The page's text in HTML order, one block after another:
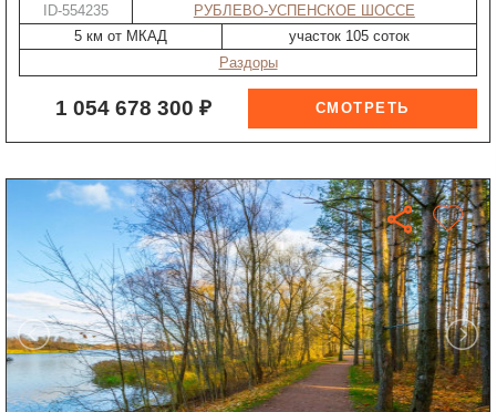
ID-554235
РУБЛЕВО-УСПЕНСКОЕ ШОССЕ
5 км от МКАД
участок 105 соток
Раздоры
1 054 678 300 ₽